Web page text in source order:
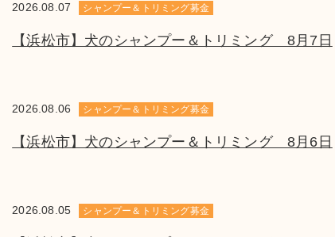
2026.08.07 シャンプー＆トリミング募金
【浜松市】犬のシャンプー＆トリミング 8月7日
2026.08.06 シャンプー＆トリミング募金
【浜松市】犬のシャンプー＆トリミング 8月6日
2026.08.05 シャンプー＆トリミング募金